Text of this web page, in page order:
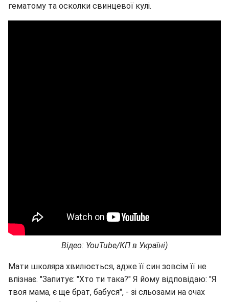
гематому та осколки свинцевої кулі.
Відео: YouTube/КП в Україні)
Мати школяра хвилюється, адже її син зовсім її не
впізнає. "Запитує: "Хто ти така?" Я йому відповідаю: "Я
твоя мама, є ще брат, бабуся", - зі сльозами на очах